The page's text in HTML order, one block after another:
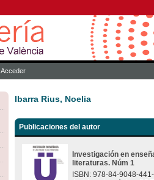
Acceder
Ibarra Rius, Noelia
Publicaciones del autor
Investigación en
literaturas. Núm 1
ISBN: 978-84-9048-